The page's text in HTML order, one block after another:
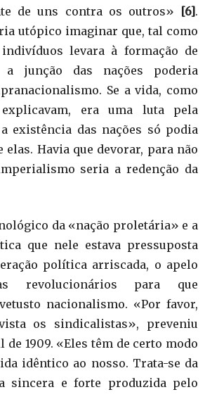
de uns contra os outros»
[6] .
utópico imaginar que, tal como
levara à formação de
a junção das nações poderia
Se a vida, como
era uma luta pela
existência das nações só podia
Havia que devorar, para não
seria a redenção da
da «nação proletária» e a
que nele estava pressuposta
política arriscada, o apelo
revolucionários para que
nacionalismo. «Por favor,
os sindicalistas», preveniu
1909. «Eles têm de certo modo
idêntico ao nosso. Trata-se da
sincera e forte produzida pelo